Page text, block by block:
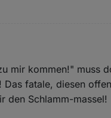
mir kommen!" muss
fatale, diesen
den Schlamm-massel!